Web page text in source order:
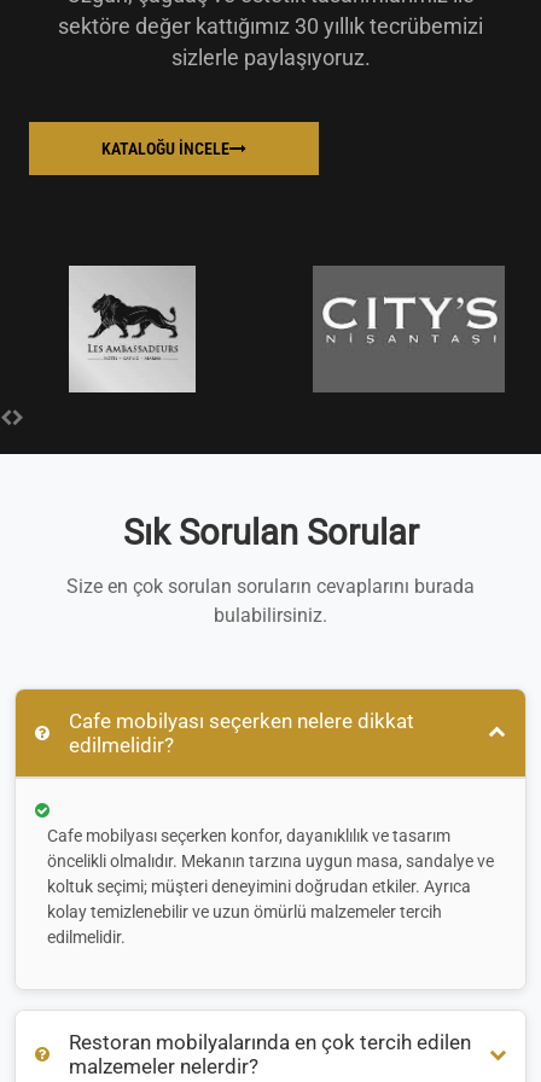
sektöre değer kattığımız 30 yıllık tecrübemizi
sizlerle paylaşıyoruz.
KATALOĞU İNCELE
Sık Sorulan Sorular
Size en çok sorulan soruların cevaplarını burada
bulabilirsiniz.
Cafe mobilyası seçerken nelere dikkat
edilmelidir?
Cafe mobilyası seçerken konfor, dayanıklılık ve tasarım
öncelikli olmalıdır. Mekanın tarzına uygun masa, sandalye ve
koltuk seçimi; müşteri deneyimini doğrudan etkiler. Ayrıca
kolay temizlenebilir ve uzun ömürlü malzemeler tercih
edilmelidir.
Restoran mobilyalarında en çok tercih edilen
malzemeler nelerdir?